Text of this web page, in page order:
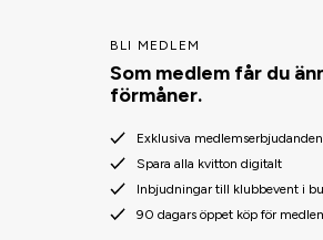
BLI MEDLEM
Som medlem får du
förmåner.
Exklusiva medlemserbjudanden
Spara alla kvitton digitalt
Inbjudningar till klubbevent i
90 dagars öppet köp för